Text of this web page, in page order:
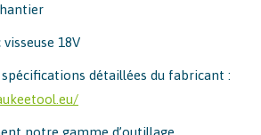
18V
détaillées du fabricant :
notre gamme d’outillage